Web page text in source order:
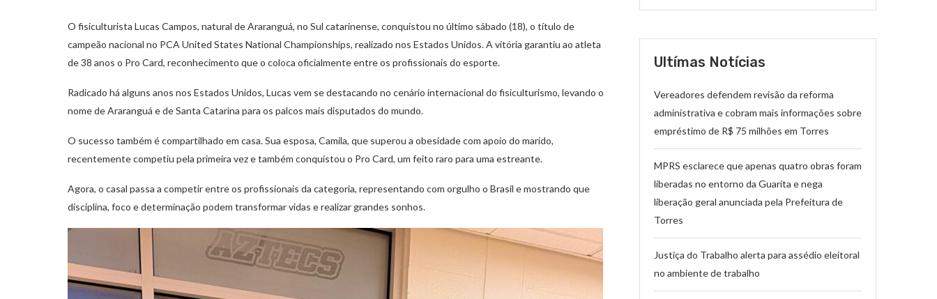
O fisiculturista Lucas Campos, natural de Araranguá, no Sul catarinense, conquistou no último sábado (18), o título de
campeão nacional no PCA United States National Championships, realizado nos Estados Unidos. A vitória garantiu ao atleta
de 38 anos o Pro Card, reconhecimento que o coloca oficialmente entre os profissionais do esporte.
Radicado há alguns anos nos Estados Unidos, Lucas vem se destacando no cenário internacional do fisiculturismo, levando o
nome de Araranguá e de Santa Catarina para os palcos mais disputados do mundo.
O sucesso também é compartilhado em casa. Sua esposa, Camila, que superou a obesidade com apoio do marido,
recentemente competiu pela primeira vez e também conquistou o Pro Card, um feito raro para uma estreante.
Agora, o casal passa a competir entre os profissionais da categoria, representando com orgulho o Brasil e mostrando que
disciplina, foco e determinação podem transformar vidas e realizar grandes sonhos.
Ultímas Notícias
Vereadores defendem revisão da reforma
administrativa e cobram mais informações sobre
empréstimo de R$ 75 milhões em Torres
MPRS esclarece que apenas quatro obras foram
liberadas no entorno da Guarita e nega
liberação geral anunciada pela Prefeitura de
Torres
Justiça do Trabalho alerta para assédio eleitoral
no ambiente de trabalho